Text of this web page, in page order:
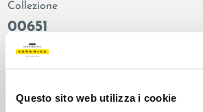
Questo sito web utilizza i cookie
Collezione
00651
Colore:
Bianco
Fondo
naturale
opaco